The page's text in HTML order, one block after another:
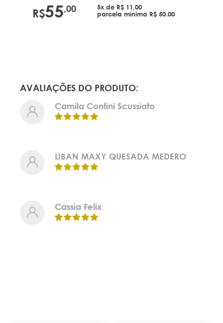
R$55,00
5x de R$ 11,00
parcela mínima R$ 50.00
AVALIAÇÕES DO PRODUTO:
Camila Contini Scussiato
LIBAN MAXY QUESADA MEDERO
Cassia Felix